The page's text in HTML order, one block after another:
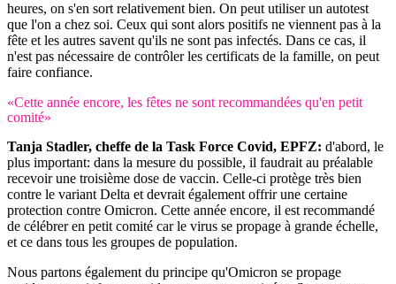
heures, on s'en sort relativement bien. On peut utiliser un autotest
que l'on a chez soi. Ceux qui sont alors positifs ne viennent pas à la
fête et les autres savent qu'ils ne sont pas infectés. Dans ce cas, il
n'est pas nécessaire de contrôler les certificats de la famille, on peut
faire confiance.
«Cette année encore, les fêtes ne sont recommandées qu'en petit
comité»
Tanja Stadler, cheffe de la Task Force Covid, EPFZ: d'abord, le
plus important: dans la mesure du possible, il faudrait au préalable
recevoir une troisième dose de vaccin. Celle-ci protège très bien
contre le variant Delta et devrait également offrir une certaine
protection contre Omicron. Cette année encore, il est recommandé
de célébrer en petit comité car le virus se propage à grande échelle,
et ce dans tous les groupes de population.
Nous partons également du principe qu'Omicron se propage